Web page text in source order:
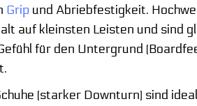
Grip und Abriebfestigkeit.
auf kleinsten Leisten und sind
für den Untergrund
(starker Downturn) sind